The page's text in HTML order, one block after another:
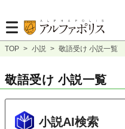
TOP > 小説 > 敬語受け 小説一覧
敬語受け 小説一覧
小説AI検索